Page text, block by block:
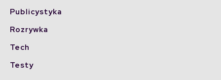
Publicystyka
Rozrywka
Tech
Testy